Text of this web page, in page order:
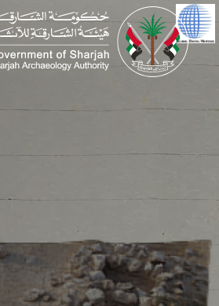
Skip to main